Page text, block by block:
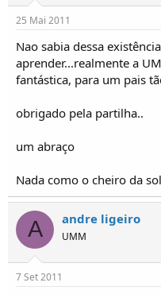
25 Mai 2011
Nao sabia dessa
aprender...realmente a
fantástica, para um pais
obrigado pela partilha..
um abraço
Nada como o cheiro da
A andre ligeiro
UMM
7 Set 2011